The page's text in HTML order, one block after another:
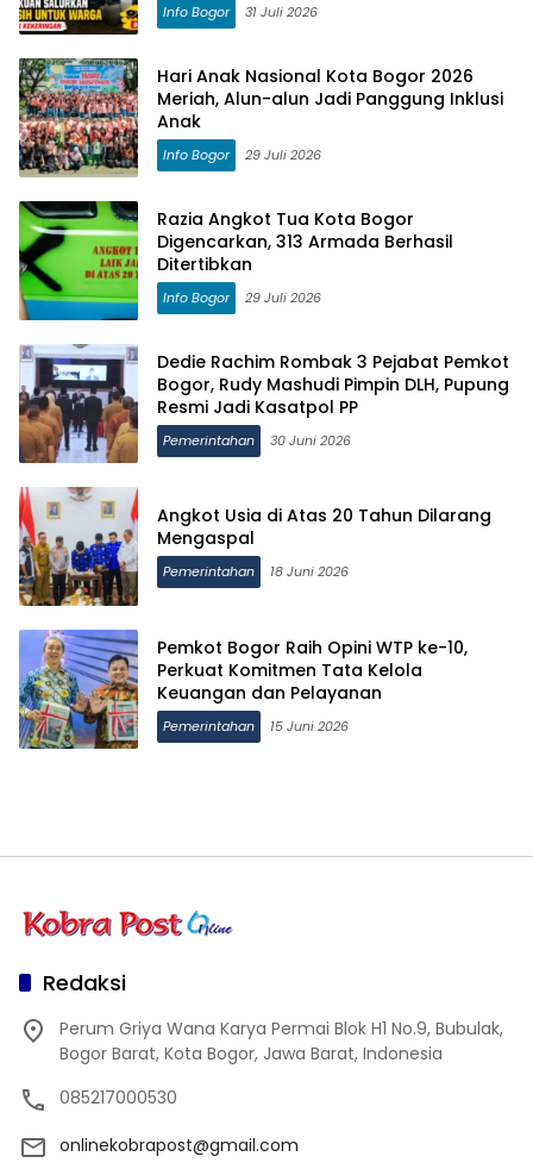
Info Bogor 31 Juli 2026
Hari Anak Nasional Kota Bogor 2026
Meriah, Alun-alun Jadi Panggung Inklusi
Anak
Info Bogor 29 Juli 2026
Razia Angkot Tua Kota Bogor
Digencarkan, 313 Armada Berhasil
Ditertibkan
Info Bogor 29 Juli 2026
Dedie Rachim Rombak 3 Pejabat Pemkot
Bogor, Rudy Mashudi Pimpin DLH, Pupung
Resmi Jadi Kasatpol PP
Pemerintahan 30 Juni 2026
Angkot Usia di Atas 20 Tahun Dilarang
Mengaspal
Pemerintahan 18 Juni 2026
Pemkot Bogor Raih Opini WTP ke-10,
Perkuat Komitmen Tata Kelola
Keuangan dan Pelayanan
Pemerintahan 15 Juni 2026
Redaksi
Perum Griya Wana Karya Permai Blok H1 No.9, Bubulak,
Bogor Barat, Kota Bogor, Jawa Barat, Indonesia
085217000530
onlinekobrapost@gmail.com